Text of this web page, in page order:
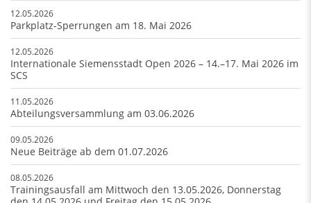
12.05.2026
Parkplatz-Sperrungen am 18. Mai 2026
12.05.2026
Internationale Siemensstadt Open 2026 – 14.–17. Mai 2026 im
SCS
11.05.2026
Abteilungsversammlung am 03.06.2026
09.05.2026
Neue Beiträge ab dem 01.07.2026
08.05.2026
Trainingsausfall am Mittwoch den 13.05.2026, Donnerstag